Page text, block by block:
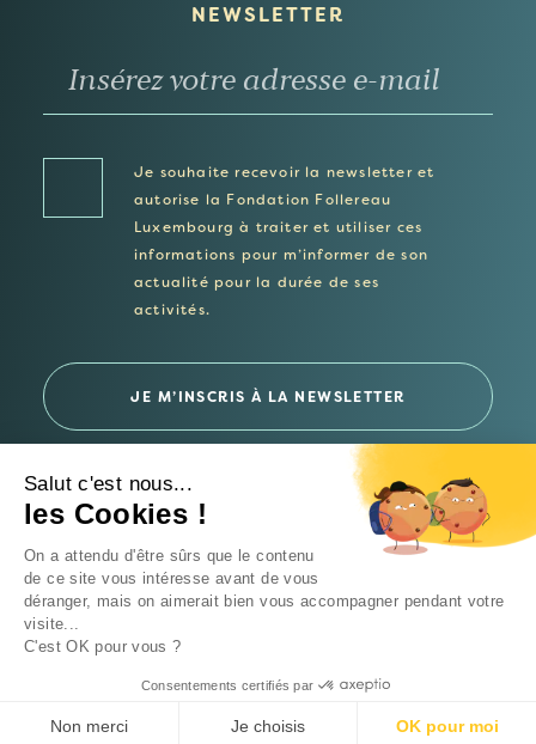
NEWSLETTER
Je souhaite recevoir la newsletter et
autorise la Fondation Follereau
Luxembourg à traiter et utiliser ces
informations pour m’informer de son
actualité pour la durée de ses
activités.
Politique de confidentialité
Un site Intrépide Studio
Salut c'est nous...
les Cookies !
On a attendu d'être sûrs que le contenu
de ce site vous intéresse avant de vous
déranger, mais on aimerait bien vous accompagner pendant votre
visite...
C'est OK pour vous ?
Consentements certifiés par
Non merci Je choisis OK pour moi